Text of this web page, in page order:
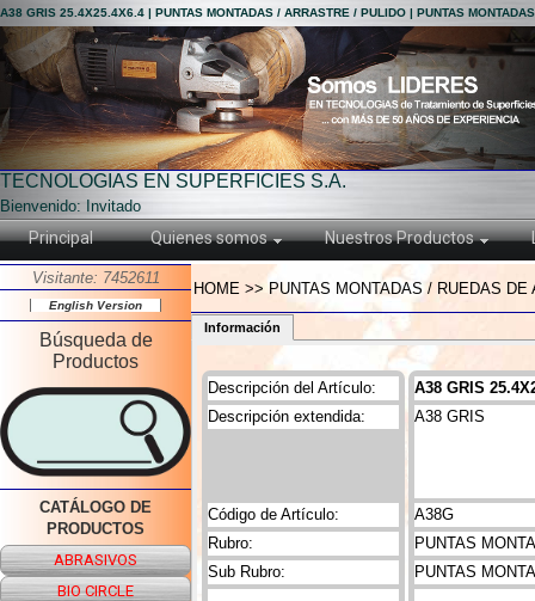
A38 GRIS 25.4X25.4X6.4 | PUNTAS MONTADAS / ARRASTRE / PULIDO | PUNTAS
TECNOLOGIAS EN SUPERFICIES S.A.
Bienvenido: Invitado
Principal Quienes somos Nuestros Productos
Visitante: 7452611
English Version
Búsqueda de
Productos
CATÁLOGO DE
PRODUCTOS
ABRASIVOS
BIO CIRCLE
HOME >> PUNTAS MONTADAS / RUEDAS
Información
Descripción del Artículo:
Código de Artículo:
Rubro:
Sub Rubro:
Descripción extendida:
A38 GRIS
A38G
PUNTAS
PUNTAS
A38 GRIS